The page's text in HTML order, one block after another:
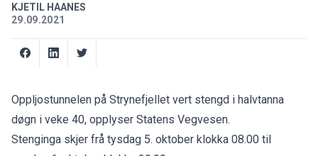
KJETIL HAANES
29.09.2021
Oppljostunnelen på Strynefjellet vert stengd i halvtanna
døgn i veke 40, opplyser Statens Vegvesen.
Stenginga skjer frå tysdag 5. oktober klokka 08.00 til